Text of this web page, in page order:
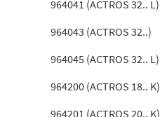
964041 (ACTROS 32.. L)
964043 (ACTROS 32..)
964045 (ACTROS 32.. L)
964200 (ACTROS 18.. K)
964201 (ACTROS 20.. K)